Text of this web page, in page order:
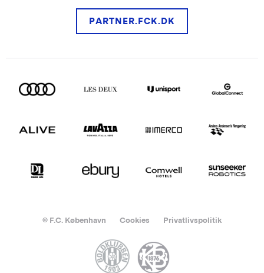
PARTNER.FCK.DK
© F.C. København Cookies Privatlivspolitik